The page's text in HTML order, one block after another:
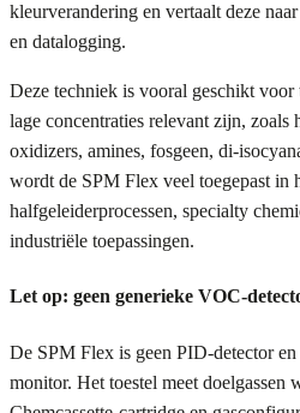
kleurverandering en vertaalt deze
en datalogging.
Deze techniek is vooral geschikt voor
lage concentraties relevant zijn, zoals
oxidizers, amines, fosgeen, di-
wordt de SPM Flex veel toegepast in
halfgeleiderprocessen, specialty
industriële toepassingen.
Let op: geen generieke VOC-
De SPM Flex is geen PID-detector
monitor. Het toestel meet doelgassen